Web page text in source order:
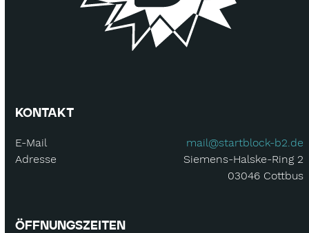
KONTAKT
E-Mail
mail@startblock-b2.de
Adresse
Siemens-Halske-Ring 2
03046 Cottbus
ÖFFNUNGSZEITEN